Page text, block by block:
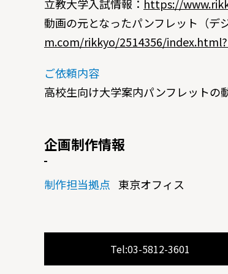
立教大学入試情報： https://
動画の元となったパンフレット（デ
m.com/rikkyo/2514356/
ご依頼内容
高校生向け大学案内パンフレットの
企画制作情報
制作担当拠点 東京オフィス
Tel:03-5812-3601